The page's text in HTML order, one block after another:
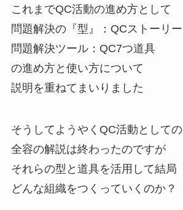
これまでQC活動の進め方として
問題解決の『型』：QCストーリー
問題解決ツール：QC7つ道具
の進め方と使い方について
説明を重ねてまいりました
そうしてようやくQC活動としての
全容の解説は終わったのですが
それらの型と道具を活用して結局
どんな組織をつくっていくのか？